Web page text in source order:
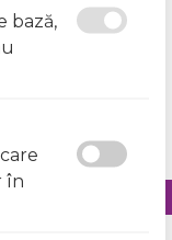
bază,
în